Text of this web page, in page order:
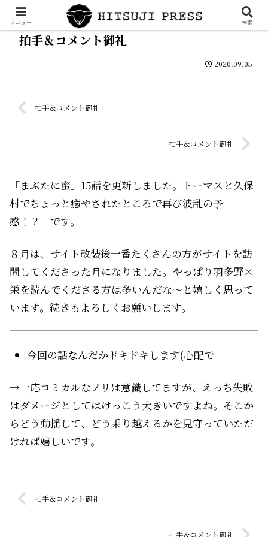
拍手＆コメント御礼
2020.09.05
拍手＆コメント御礼
拍手＆コメント御礼
「まぶたに蜜」15話を更新しました。トーマスと久保
村でちょっと癒やされたところで再び波乱の予
感！？ です。
８月は、サイト改装後一番たくさんの方がサイトを訪
問してくださった月になりました。やっぱり羽多野×
栄を読んでくださる方は多いんだな〜と嬉しく思って
います。続きもよろしくお願いします。
今回の話なんだかドキドキします(心配で
→一応コミカルなノリは意識してますが、えっち失敗
はダメージとしてはけっこう大きいですよね。そこか
らどう動揺して、どう乗り越えるかを見守っていただ
ければ嬉しいです。
拍手＆コメント御礼
拍手＆コメント御礼
メニュー 検索